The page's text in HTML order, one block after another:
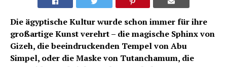
Die ägyptische Kultur wurde schon immer für ihre
großartige Kunst verehrt – die magische Sphinx von
Gizeh, die beeindruckenden Tempel von Abu
Simpel, oder die Maske von Tutanchamum, die